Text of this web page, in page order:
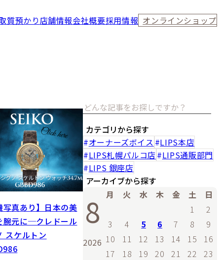
質預かり 店舗情報会社概要採用情報 オンラインショップ
写真あり】日本の美
腕元に─クレドール
スケルトン
カテゴリから探す
オーナーズボイス
LIPS本店
LIPS札幌パルコ店
LIPS通販部門
LIPS 銀座店
アーカイブから探す
8
2026
月 火 水 木 金 土
日
1
2
3
4 5 6 7 8
9
10
11 12 13 14 15
16
17
18 19 20 21 22
23